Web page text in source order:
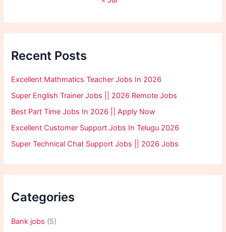
Recent Posts
Excellent Mathmatics Teacher Jobs In 2026
Super English Trainer Jobs || 2026 Remote Jobs
Best Part Time Jobs In 2026 || Apply Now
Excellent Customer Support Jobs In Telugu 2026
Super Technical Chat Support Jobs || 2026 Jobs
Categories
Bank jobs (5)